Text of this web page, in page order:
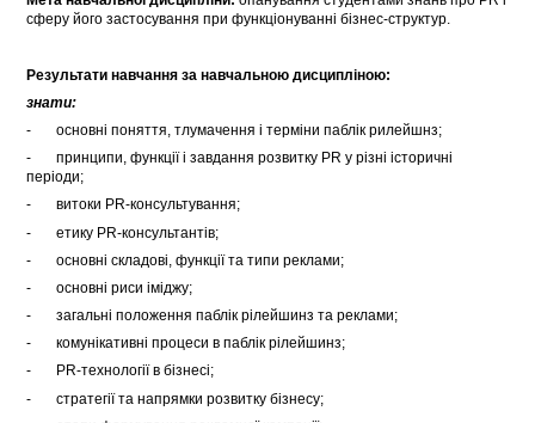
сферу його застосування при функціонуванні бізнес-структур.
Результати навчання за навчальною дисципліною:
знати:
- основні поняття, тлумачення і терміни паблік рилейшнз;
- принципи, функції і завдання розвитку PR у різні історичні
періоди;
- витоки PR-консультування;
- етику PR-консультантів;
- основні складові, функції та типи реклами;
- основні риси іміджу;
- загальні положення паблік рілейшинз та реклами;
- комунікативні процеси в паблік рілейшинз;
- PR-технології в бізнесі;
- стратегії та напрямки розвитку бізнесу;